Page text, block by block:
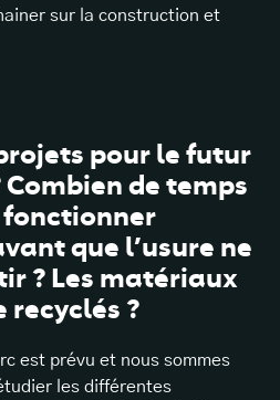
sur la construction et
pour le futur
de temps
fonctionner
que l’usure ne
? Les matériaux
recyclés ?
est prévu et nous sommes
les différentes